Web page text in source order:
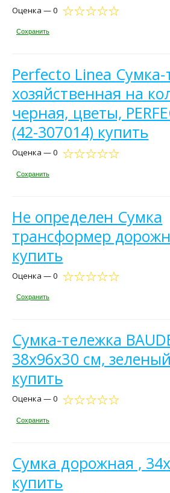
Оценка — 0
Сохранить
Perfecto Linea Сумка-
хозяйственная на
черная, цветы,
(42-307014) купить
Оценка — 0
Сохранить
Не определен Сумка
трансформер
купить
Оценка — 0
Сохранить
Сумка-тележка
38х96х30 см,
купить
Оценка — 0
Сохранить
Сумка дорожная ,
купить